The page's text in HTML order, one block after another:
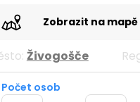
Zobrazit na mapě
Živogošče
Počet osob